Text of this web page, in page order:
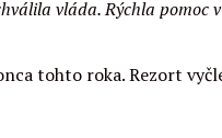
vláda. Rýchla pomoc
tohto roka. Rezort